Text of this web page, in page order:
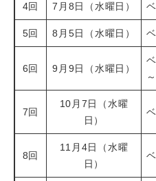
4回 7月8日（水曜日）
5回 8月5日（水曜日）
6回 9月9日（水曜日）
7回
10月7日（水曜
日）
8回
11月4日（水曜
日）